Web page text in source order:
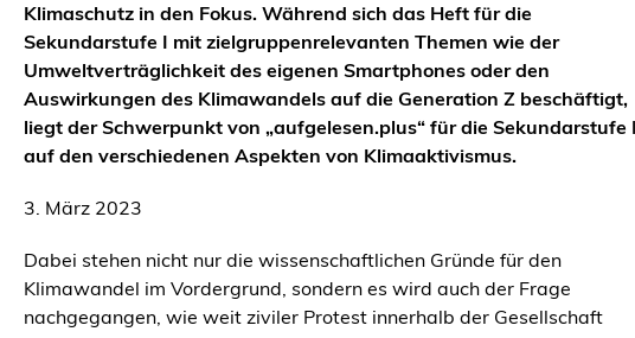
Klimaschutz in den Fokus. Während sich das Heft für die
Sekundarstufe I mit zielgruppenrelevanten Themen wie der
Umweltverträglichkeit des eigenen Smartphones oder den
Auswirkungen des Klimawandels auf die Generation Z beschäftigt,
liegt der Schwerpunkt von „aufgelesen.plus“ für die Sekundarstufe II
auf den verschiedenen Aspekten von Klimaaktivismus.
3. März 2023
Dabei stehen nicht nur die wissenschaftlichen Gründe für den
Klimawandel im Vordergrund, sondern es wird auch der Frage
nachgegangen, wie weit ziviler Protest innerhalb der Gesellschaft